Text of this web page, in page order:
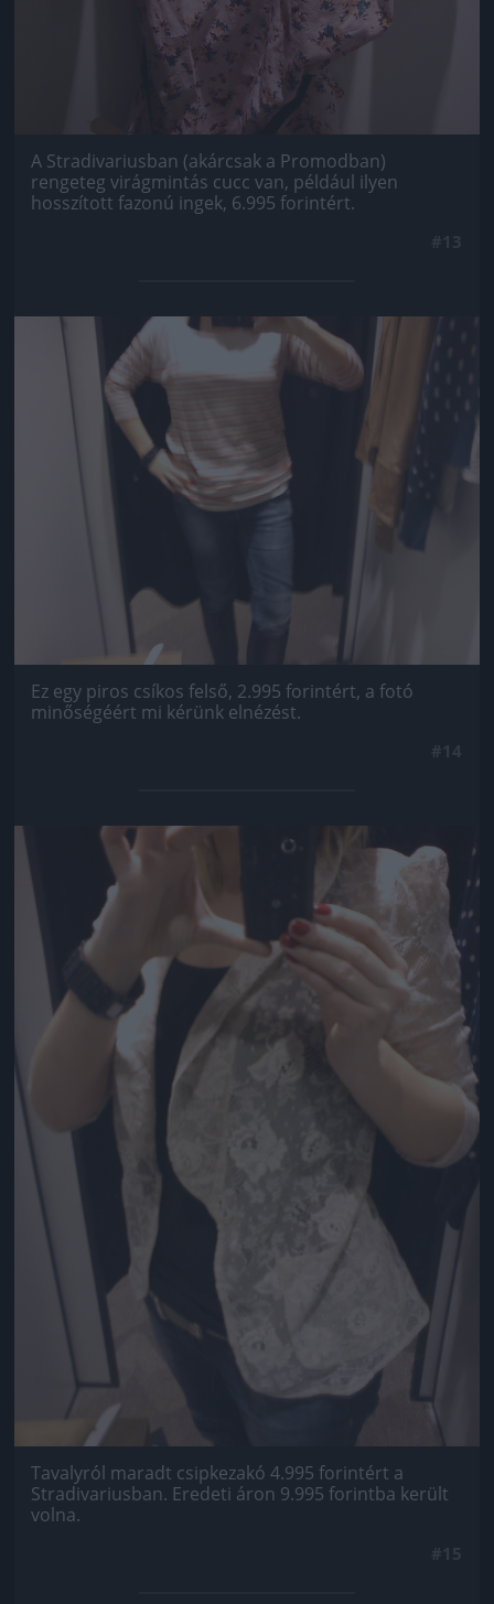
A Stradivariusban (akárcsak a Promodban)
rengeteg virágmintás cucc van, például ilyen
hosszított fazonú ingek, 6.995 forintért.
Jön még kép!
Ez egy piros csíkos felső, 2.995 forintért, a fotó
minőségéért mi kérünk elnézést.
Jön még kép!
Tavalyról maradt csipkezakó 4.995 forintért a
Stradivariusban. Eredeti áron 9.995 forintba került
volna.